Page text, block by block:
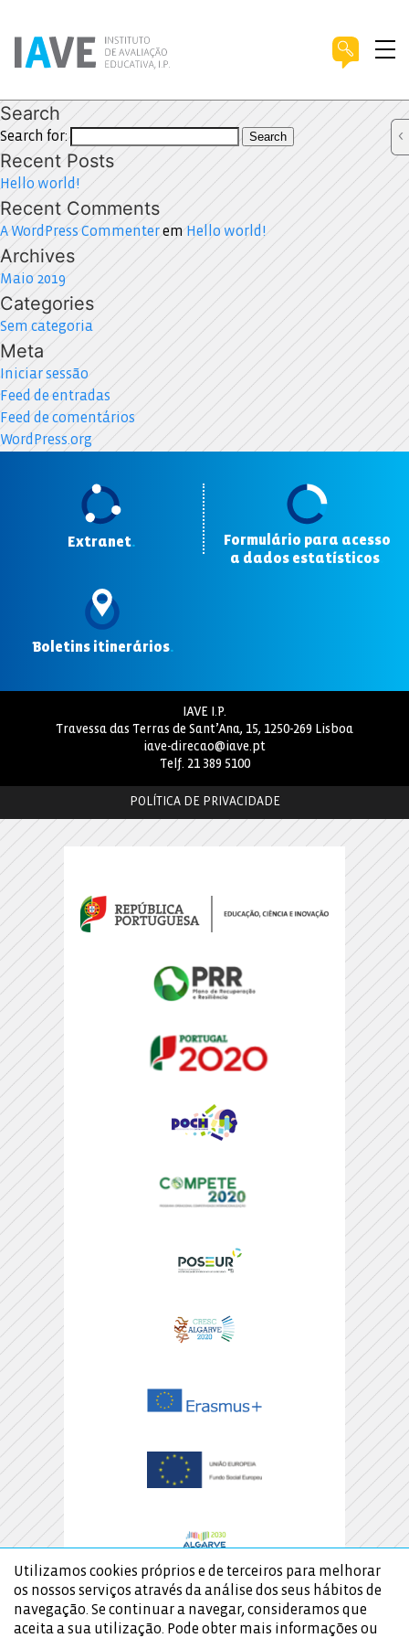
Search
Search for: Search
Recent Posts
Hello world!
Recent Comments
A WordPress Commenterem Hello world!
Archives
Maio 2019
Categories
Sem categoria
Meta
Iniciar sessão
Feed de entradas
Feed de comentários
WordPress.org
Extranet.
Formulário para acesso
a dados estatísticos
Boletins itinerários.
IAVE I.P.
Travessa das Terras de Sant’Ana, 15, 1250-269 Lisboa
iave-direcao@iave.pt
Telf. 21 389 5100
POLÍTICA DE PRIVACIDADE
Utilizamos cookies próprios e de terceiros para melhorar
os nossos serviços através da análise dos seus hábitos de
navegação. Se continuar a navegar, consideramos que
aceita a sua utilização. Pode obter mais informações ou